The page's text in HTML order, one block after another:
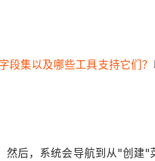
段集以及哪些工具支持它们？
后，系统会导航到从"创建"